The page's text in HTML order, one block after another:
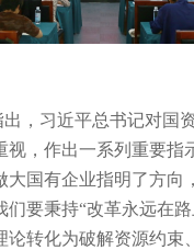
出，习近平总书记对国
视，作出一系列重要指
大国有企业指明了方向
们要秉持“改革永远在
论转化为破解资源约束